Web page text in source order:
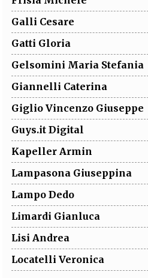
Galli Cesare
Gatti Gloria
Gelsomini Maria Stefania
Giannelli Caterina
Giglio Vincenzo Giuseppe
Guys.it Digital
Kapeller Armin
Lampasona Giuseppina
Lampo Dedo
Limardi Gianluca
Lisi Andrea
Locatelli Veronica